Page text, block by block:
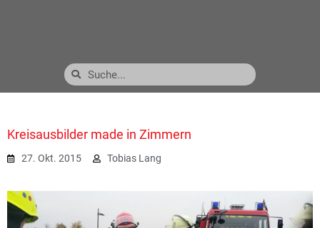
Kreisausbilder made in Zimmern
27. Okt. 2015 Tobias Lang